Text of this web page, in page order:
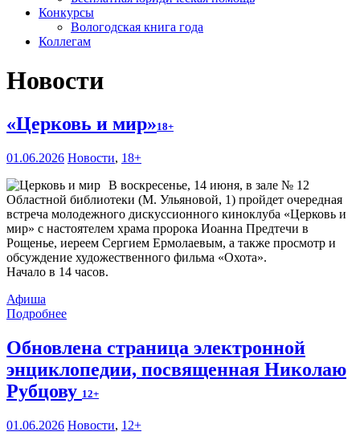
Конкурсы
Вологодская книга года
Коллегам
Новости
«Церковь и мир»18+
01.06.2026 Новости, 18+
В воскресенье, 14 июня, в зале № 12
Областной библиотеки (М. Ульяновой, 1) пройдет очередная
встреча молодежного дискуссионного киноклуба «Церковь и
мир» с настоятелем храма пророка Иоанна Предтечи в
Рощенье, иереем Сергием Ермолаевым, а также просмотр и
обсуждение художественного фильма «Охота».
Начало в 14 часов.
Афиша
Подробнее
Обновлена страница электронной
энциклопедии, посвященная Николаю
Рубцову 12+
01.06.2026 Новости, 12+